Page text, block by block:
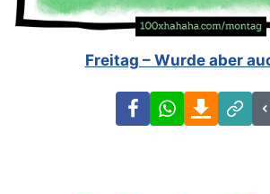
Freitag – Wurde aber
FacebookWhatsApp
Link